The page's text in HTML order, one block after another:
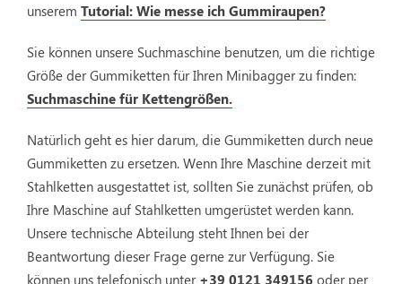
unserem Tutorial: Wie messe ich Gummiraupen?
Sie können unsere Suchmaschine benutzen, um die richtige
Größe der Gummiketten für Ihren Minibagger zu finden:
Suchmaschine für Kettengrößen.
Natürlich geht es hier darum, die Gummiketten durch neue
Gummiketten zu ersetzen. Wenn Ihre Maschine derzeit mit
Stahlketten ausgestattet ist, sollten Sie zunächst prüfen, ob
Ihre Maschine auf Stahlketten umgerüstet werden kann.
Unsere technische Abteilung steht Ihnen bei der
Beantwortung dieser Frage gerne zur Verfügung. Sie
können uns telefonisch unter +39 0121 349156 oder per